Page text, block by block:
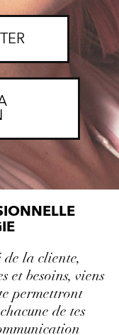
de la cliente,
et besoins, viens
permettront
de tes